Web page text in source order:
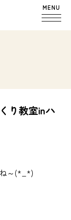
MENU
り教室inハ
～(*_*)